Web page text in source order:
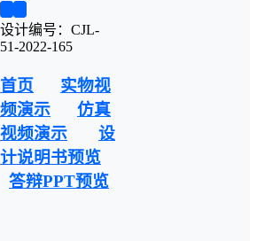
设计编号：CJL-
51-2022-165
首页
实物视
频演示
仿真
视频演示
设
计说明书预览
答辩PPT预览